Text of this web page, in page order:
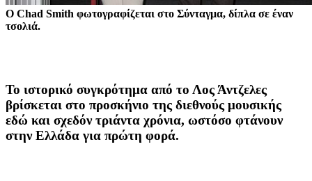
O Chad Smith φωτογραφίζεται στο Σύνταγμα, δίπλα σε έναν
τσολιά.
Το ιστορικό συγκρότημα από το Λος Άντζελες
βρίσκεται στο προσκήνιο της διεθνούς μουσικής
εδώ και σχεδόν τριάντα χρόνια, ωστόσο φτάνουν
στην Ελλάδα για πρώτη φορά.